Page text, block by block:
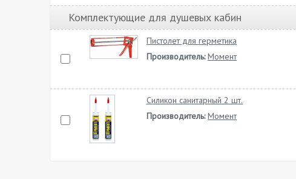
Комплектующие для душевых кабин
Пистолет для герметика
Производитель: Момент
Силикон санитарный 2 шт.
Производитель: Момент